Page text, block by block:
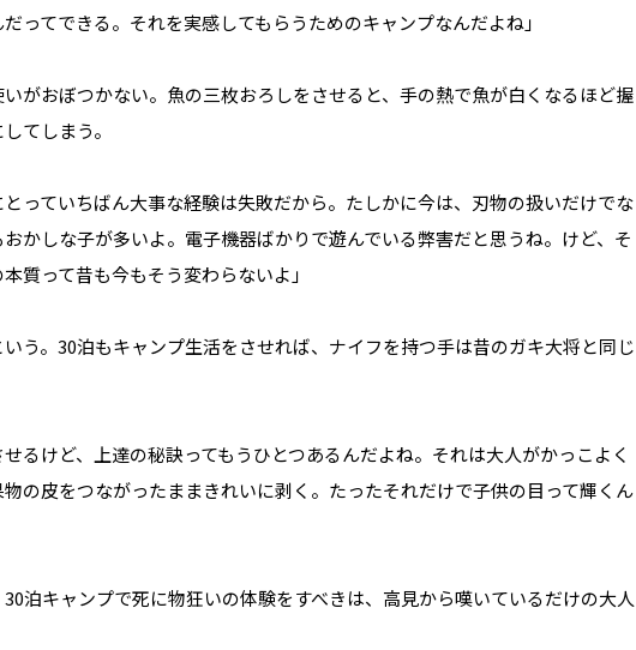
ってできる。それを実感してもらうためのキャンプなんだよね」
がおぼつかない。魚の三枚おろしをさせると、手の熱で魚が白くなるほど握
てしまう。
とっていちばん大事な経験は失敗だから。たしかに今は、刃物の扱いだけでな
かしな子が多いよ。電子機器ばかりで遊んでいる弊害だと思うね。けど、そ
質って昔も今もそう変わらないよ」
う。30泊もキャンプ生活をさせれば、ナイフを持つ手は昔のガキ大将と同じ
せるけど、上達の秘訣ってもうひとつあるんだよね。それは大人がかっこよく
の皮をつながったままきれいに剥く。たったそれだけで子供の目って輝くん
泊キャンプで死に物狂いの体験をすべきは、高見から嘆いているだけの大人